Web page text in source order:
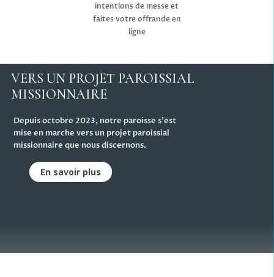
intentions de messe et
faites votre offrande en
ligne
VERS UN PROJET PAROISSIAL
MISSIONNAIRE
Depuis octobre 2023, notre paroisse s'est
mise en marche vers un projet paroissial
missionnaire que nous discernons.
En savoir plus